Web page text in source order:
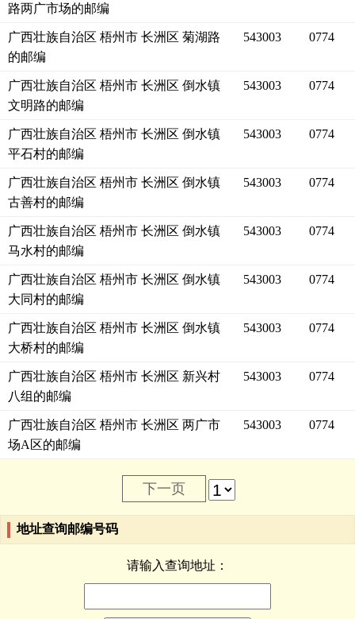
路两广市场的邮编
广西壮族自治区 梧州市 长洲区 菊湖路
的邮编
543003 0774
广西壮族自治区 梧州市 长洲区 倒水镇
文明路的邮编
543003 0774
广西壮族自治区 梧州市 长洲区 倒水镇
平石村的邮编
543003 0774
广西壮族自治区 梧州市 长洲区 倒水镇
古善村的邮编
543003 0774
广西壮族自治区 梧州市 长洲区 倒水镇
马水村的邮编
543003 0774
广西壮族自治区 梧州市 长洲区 倒水镇
大同村的邮编
543003 0774
广西壮族自治区 梧州市 长洲区 倒水镇
大桥村的邮编
543003 0774
广西壮族自治区 梧州市 长洲区 新兴村
八组的邮编
543003 0774
广西壮族自治区 梧州市 长洲区 两广市
场A区的邮编
543003 0774
下一页
地址查询邮编号码
请输入查询地址：